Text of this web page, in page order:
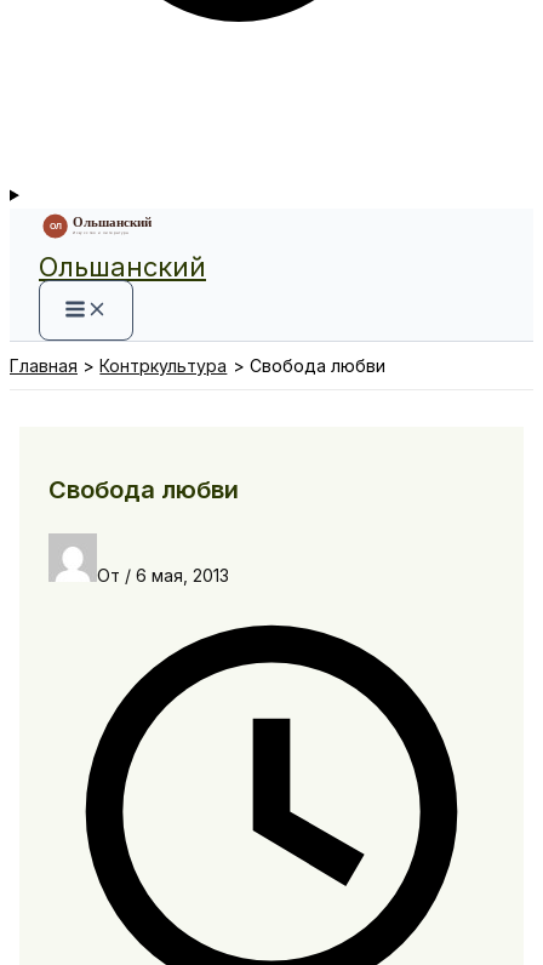
Ольшанский
Главная Контркультура Свобода любви
Свобода любви
От / 6 мая, 2013